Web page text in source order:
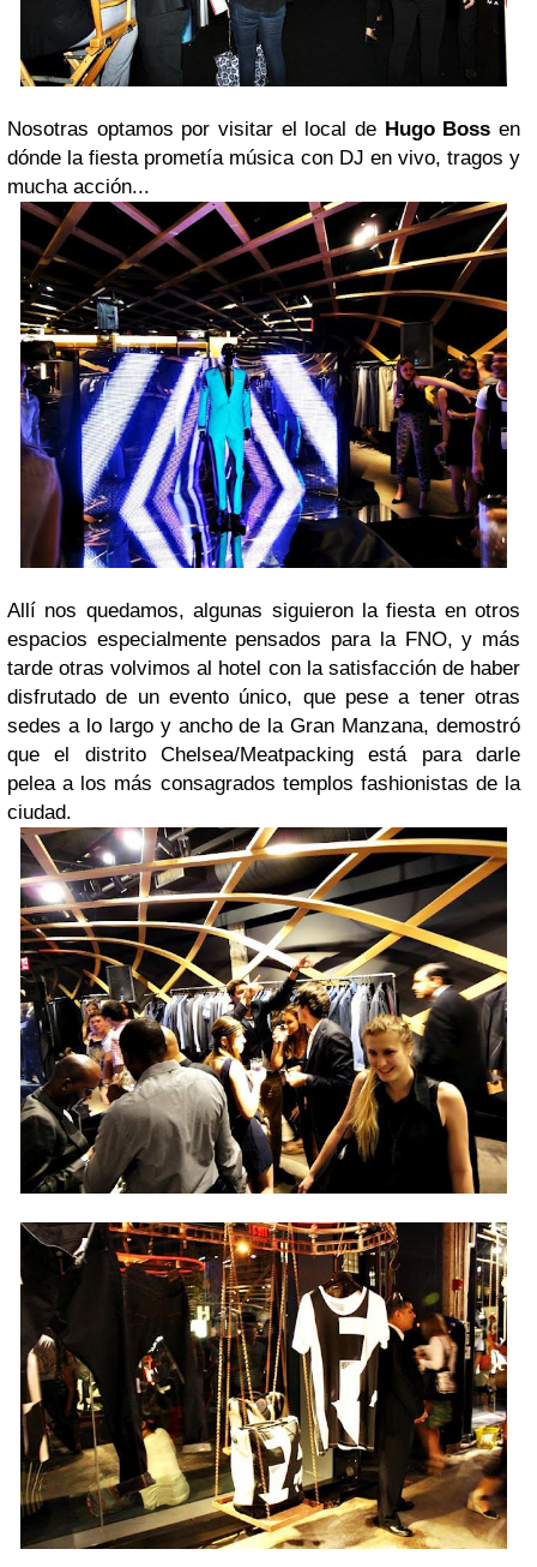
Nosotras optamos por visitar el local de Hugo Boss en
dónde la fiesta prometía música con DJ en vivo, tragos y
mucha acción...
Allí nos quedamos, algunas siguieron la fiesta en otros
espacios especialmente pensados para la FNO, y más
tarde otras volvimos al hotel con la satisfacción de haber
disfrutado de un evento único, que pese a tener otras
sedes a lo largo y ancho de la Gran Manzana, demostró
que el distrito Chelsea/Meatpacking está para darle
pelea a los más consagrados templos fashionistas de la
ciudad.